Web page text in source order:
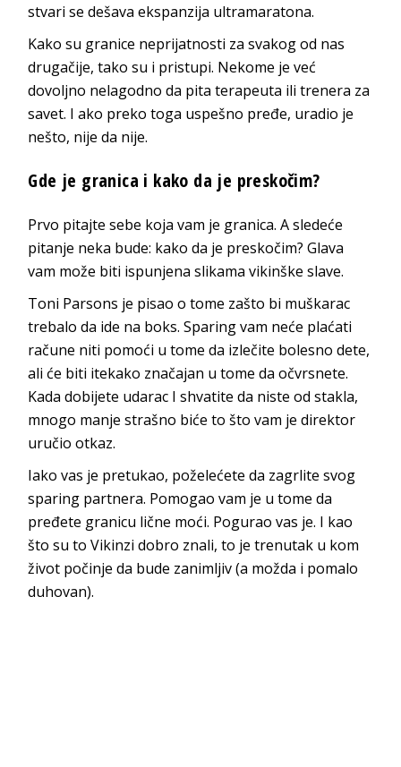
stvari se dešava ekspanzija ultramaratona.
Kako su granice neprijatnosti za svakog od nas
drugačije, tako su i pristupi. Nekome je već
dovoljno nelagodno da pita terapeuta ili trenera za
savet. I ako preko toga uspešno pređe, uradio je
nešto, nije da nije.
Gde je granica i kako da je preskočim?
Prvo pitajte sebe koja vam je granica. A sledeće
pitanje neka bude: kako da je preskočim? Glava
vam može biti ispunjena slikama vikinške slave.
Toni Parsons je pisao o tome zašto bi muškarac
trebalo da ide na boks. Sparing vam neće plaćati
račune niti pomoći u tome da izlečite bolesno dete,
ali će biti itekako značajan u tome da očvrsnete.
Kada dobijete udarac I shvatite da niste od stakla,
mnogo manje strašno biće to što vam je direktor
uručio otkaz.
Iako vas je pretukao, poželećete da zagrlite svog
sparing partnera. Pomogao vam je u tome da
pređete granicu lične moći. Pogurao vas je. I kao
što su to Vikinzi dobro znali, to je trenutak u kom
život počinje da bude zanimljiv (a možda i pomalo
duhovan).